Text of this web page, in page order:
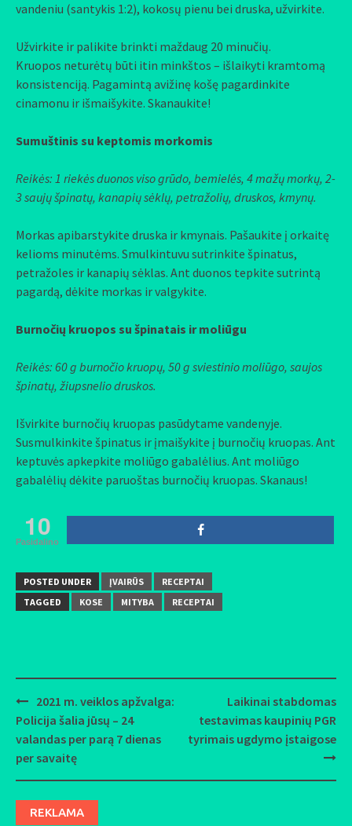
vandeniu (santykis 1:2), kokosų pienu bei druska, užvirkite.
Užvirkite ir palikite brinkti maždaug 20 minučių.
Kruopos neturėtų būti itin minkštos – išlaikyti kramtomą
konsistenciją. Pagamintą avižinę košę pagardinkite
cinamonu ir išmaišykite. Skanaukite!
Sumuštinis su keptomis morkomis
Reikės: 1 riekės duonos viso grūdo, bemielės, 4 mažų morkų, 2-
3 saujų špinatų, kanapių sėklų, petražolių, druskos, kmynų.
Morkas apibarstykite druska ir kmynais. Pašaukite į orkaitę
kelioms minutėms. Smulkintuvu sutrinkite špinatus,
petražoles ir kanapių sėklas. Ant duonos tepkite sutrintą
pagardą, dėkite morkas ir valgykite.
Burnočių kruopos su špinatais ir moliūgu
Reikės: 60 g burnočio kruopų, 50 g sviestinio moliūgo, saujos
špinatų, žiupsnelio druskos.
Išvirkite burnočių kruopas pasūdytame vandenyje.
Susmulkinkite špinatus ir įmaišykite į burnočių kruopas. Ant
keptuvės apkepkite moliūgo gabalėlius. Ant moliūgo
gabalėlių dėkite paruoštas burnočių kruopas. Skanaus!
10
Pasidalino
POSTED UNDER ĮVAIRŪS
RECEPTAI
TAGGED
KOSE MITYBA RECEPTAI
Post
navigation
2021 m. veiklos apžvalga:
Policija šalia jūsų – 24
valandas per parą 7 dienas
per savaitę
Laikinai stabdomas
testavimas kaupinių PGR
tyrimais ugdymo įstaigose
REKLAMA